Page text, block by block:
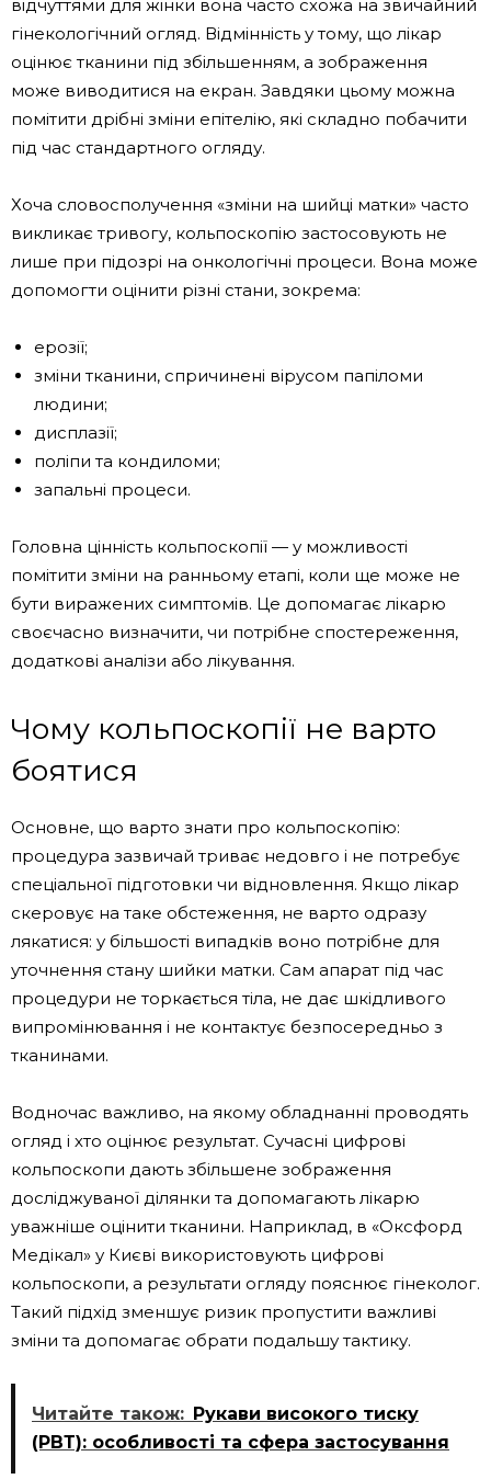
відчуттями для жінки вона часто схожа на звичайний
гінекологічний огляд. Відмінність у тому, що лікар
оцінює тканини під збільшенням, а зображення
може виводитися на екран. Завдяки цьому можна
помітити дрібні зміни епітелію, які складно побачити
під час стандартного огляду.
Хоча словосполучення «зміни на шийці матки» часто
викликає тривогу, кольпоскопію застосовують не
лише при підозрі на онкологічні процеси. Вона може
допомогти оцінити різні стани, зокрема:
ерозії;
зміни тканини, спричинені вірусом папіломи
людини;
дисплазії;
поліпи та кондиломи;
запальні процеси.
Головна цінність кольпоскопії — у можливості
помітити зміни на ранньому етапі, коли ще може не
бути виражених симптомів. Це допомагає лікарю
своєчасно визначити, чи потрібне спостереження,
додаткові аналізи або лікування.
Чому кольпоскопії не варто
боятися
Основне, що варто знати про кольпоскопію:
процедура зазвичай триває недовго і не потребує
спеціальної підготовки чи відновлення. Якщо лікар
скеровує на таке обстеження, не варто одразу
лякатися: у більшості випадків воно потрібне для
уточнення стану шийки матки. Сам апарат під час
процедури не торкається тіла, не дає шкідливого
випромінювання і не контактує безпосередньо з
тканинами.
Водночас важливо, на якому обладнанні проводять
огляд і хто оцінює результат. Сучасні цифрові
кольпоскопи дають збільшене зображення
досліджуваної ділянки та допомагають лікарю
уважніше оцінити тканини. Наприклад, в «Оксфорд
Медікал» у Києві використовують цифрові
кольпоскопи, а результати огляду пояснює гінеколог.
Такий підхід зменшує ризик пропустити важливі
зміни та допомагає обрати подальшу тактику.
Читайте також: Рукави високого тиску
(РВТ): особливості та сфера застосування